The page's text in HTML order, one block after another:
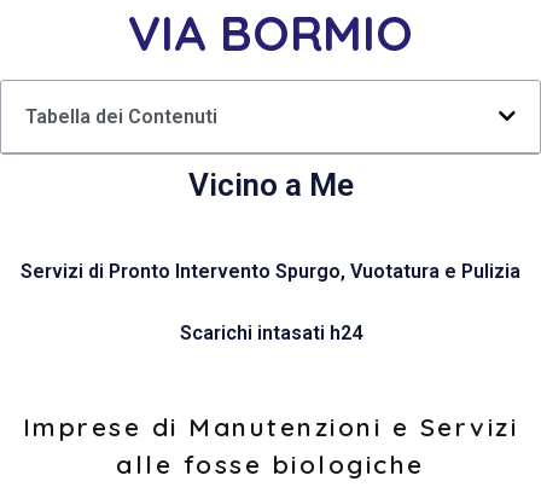
VIA BORMIO
Tabella dei Contenuti
Vicino a Me
Servizi di Pronto Intervento Spurgo, Vuotatura e Pulizia
Scarichi intasati h24
Imprese di Manutenzioni e Servizi
alle fosse biologiche